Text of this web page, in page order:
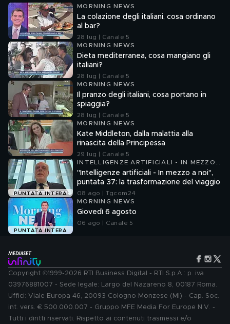
MORNING NEWS
La colazione degli italiani, cosa ordinano
al bar?
28 lug | Canale 5
MORNING NEWS
Dieta mediterranea, cosa mangiano gli
italiani?
28 lug | Canale 5
MORNING NEWS
Il pranzo degli italiani, cosa portano in
spiaggia?
28 lug | Canale 5
MORNING NEWS
Kate Middleton, dalla malattia alla
rinascita della Principessa
29 lug | Canale 5
PUNTATA INTERA
INTELLIGENZE ARTIFICIALI - IN MEZZO
A NOI
"Intelligenze artificiali - In mezzo a noi",
puntata 37: la trasformazione del viaggio
08 ago | Tgcom24
PUNTATA INTERA
MORNING NEWS
Giovedì 6 agosto
06 ago | Canale 5
Copyright ©1999-2026 RTI Business Digital - RTI S.p.A.: p. iva
03976881007 - Sede legale: Largo del Nazareno 8, 00187 Roma.
Uffici: Viale Europa 46, 20093 Cologno Monzese (MI) - Cap. Soc.
int. vers. € 500.000.007 - Gruppo MFE Media For Europe N.V. -
Tutti i diritti riservati. Rispetto ai contenuti trasmessi e/o